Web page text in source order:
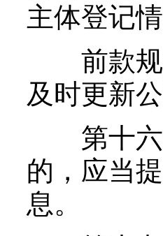
主体登记
前款规
及时更新
第十六
的，应当
息。